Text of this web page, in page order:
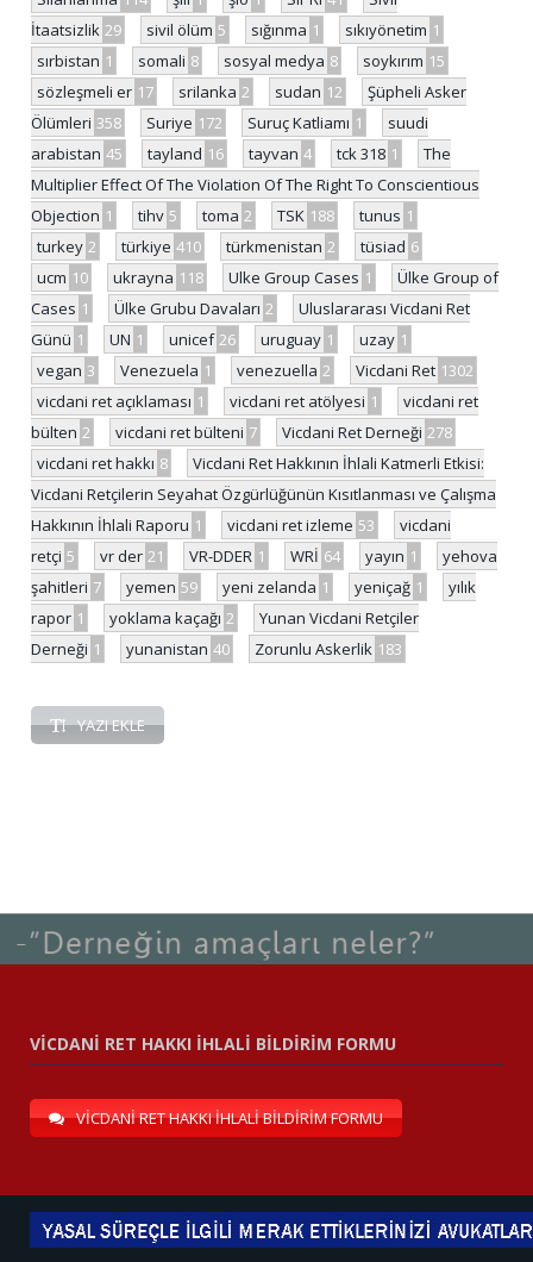
İtaatsizlik 29 sivil ölüm 5 sığınma 1 sıkıyönetim 1
sırbistan 1 somali 8 sosyal medya 8 soykırım 15
sözleşmeli er 17 srilanka 2 sudan 12
Şüpheli Asker
Ölümleri 358 Suriye 172 Suruç Katliamı 1
suudi
arabistan 45 tayland 16 tayvan 4 tck 318 1
The
Multiplier Effect Of The Violation Of The Right To Conscientious
Objection 1 tihv 5 toma 2 TSK 188 tunus 1
turkey 2 türkiye 410 türkmenistan 2 tüsiad 6
ucm 10 ukrayna 118 Ulke Group Cases 1
Ülke Group of
Cases 1 Ülke Grubu Davaları 2
Uluslararası Vicdani Ret
Günü 1 UN 1 unicef 26 uruguay 1 uzay 1
vegan 3 Venezuela 1 venezuella 2 Vicdani Ret 1302
vicdani ret açıklaması 1 vicdani ret atölyesi 1
vicdani ret
bülten 2 vicdani ret bülteni 7 Vicdani Ret Derneği 278
vicdani ret hakkı 8
Vicdani Ret Hakkının İhlali Katmerli Etkisi:
Vicdani Retçilerin Seyahat Özgürlüğünün Kısıtlanması ve Çalışma
Hakkının İhlali Raporu 1 vicdani ret izleme 53
vicdani
retçi 5 vr der 21 VR-DDER 1 WRİ 64 yayın 1
yehova
şahitleri 7 yemen 59 yeni zelanda 1 yeniçağ 1
yılık
rapor 1 yoklama kaçağı 2
Yunan Vicdani Retçiler
Derneği 1 yunanistan 40 Zorunlu Askerlik 183
YAZI EKLE
VİCDANİ RET HAKKI İHLALİ BİLDİRİM FORMU
VİCDANİ RET HAKKI İHLALİ BİLDİRİM FORMU